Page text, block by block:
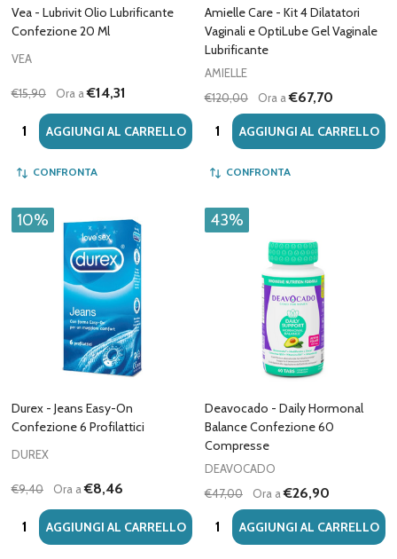
Vea - Lubrivit Olio Lubrificante
Confezione 20 Ml
VEA
€15,90 Ora a€14,31
Quantità:AGGIUNGI AL CARRELLO
CONFRONTA
Amielle Care - Kit 4 Dilatatori
Vaginali e OptiLube Gel Vaginale
Lubrificante
AMIELLE
€120,00
Ora a€67,70
Quantità:AGGIUNGI AL CARRELLO
CONFRONTA
10%
Durex - Jeans Easy-On
Confezione 6 Profilattici
DUREX
€9,40 Ora a€8,46
Quantità:AGGIUNGI AL CARRELLO
43%
Deavocado - Daily Hormonal
Balance Confezione 60
Compresse
DEAVOCADO
€47,00
Ora a€26,90
Quantità:AGGIUNGI AL CARRELLO